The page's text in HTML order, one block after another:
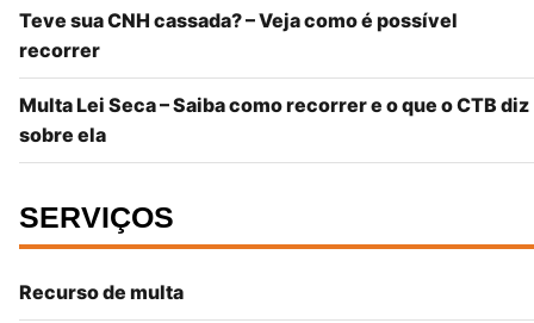
Teve sua CNH cassada? – Veja como é possível
recorrer
Multa Lei Seca – Saiba como recorrer e o que o CTB diz
sobre ela
SERVIÇOS
Recurso de multa